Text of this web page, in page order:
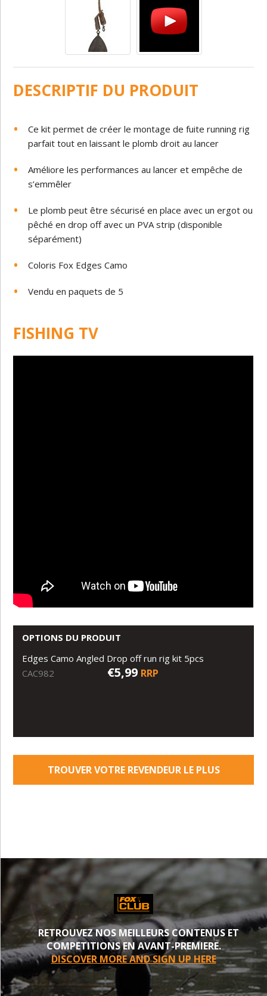
DESCRIPTIF DU PRODUIT
Ce kit permet de créer le montage de fuite running rig
parfait tout en laissant le plomb droit au lancer
Améliore les performances au lancer et empêche de
s’emmêler
Le plomb peut être sécurisé en place avec un ergot ou
pêché en drop off avec un PVA strip (disponible
séparément)
Coloris Fox Edges Camo
Vendu en paquets de 5
FISHING TV
OPTIONS DU PRODUIT
Edges Camo Angled Drop off run rig kit 5pcs
CAC982
€5,99 RRP
TROUVER VOTRE REVENDEUR LE PLUS
RETROUVEZ NOS MEILLEURS CONTENUS ET
COMPETITIONS EN AVANT-PREMIERE.
DISCOVER MORE AND SIGN UP HERE